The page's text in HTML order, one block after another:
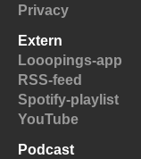
Privacy
Extern
Looopings-app
RSS-feed
Spotify-playlist
YouTube
Podcast